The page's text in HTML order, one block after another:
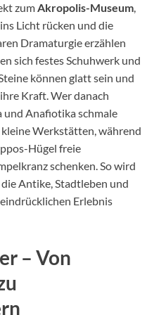
zumAkropolis-Museum,
Licht rücken und die
Dramaturgie erzählen
sich festes Schuhwerk und
können glatt sein und
Kraft. Wer danach
Anafiotika schmale
Werkstätten, während
Hügel freie
schenken. So wird
Antike, Stadtleben und
Erlebnis
– Von